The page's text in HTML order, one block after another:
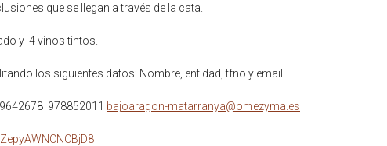
que se llegan a través de la cata.
y 4 vinos tintos.
los siguientes datos: Nombre, entidad, tfno y email.
978852011 bajoaragon-matarranya@omezyma.es